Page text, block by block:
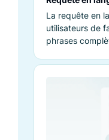
La requête en
utilisateurs de
phrases